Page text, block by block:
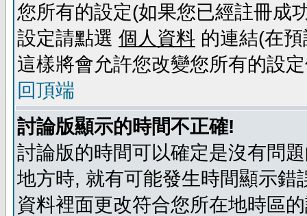
您所有的設定(如果您已經註冊成
設定請點選 個人資料 的連結(在
這樣將會允許您改變您所有的設
回頂端
討論版顯示的時間不正確!
討論版的時間可以確定是沒有問
地方時, 就有可能發生時間顯示
資料裡面更改符合您所在地時區